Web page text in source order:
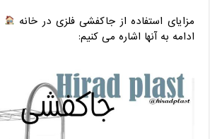
مزایای استفاده از جاکفشی فلزی در خانه
ادامه به آنها اشاره می کنیم: